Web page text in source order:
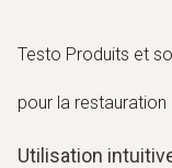
Testo Produits et
pour la restauration
Utilisation